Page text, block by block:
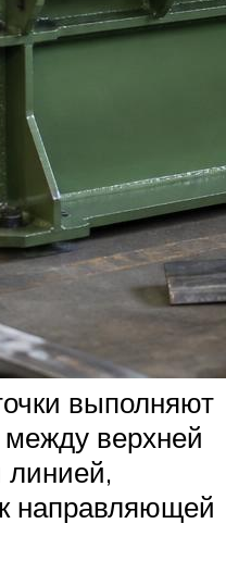
выполняют
верхней
линией,
направляющей